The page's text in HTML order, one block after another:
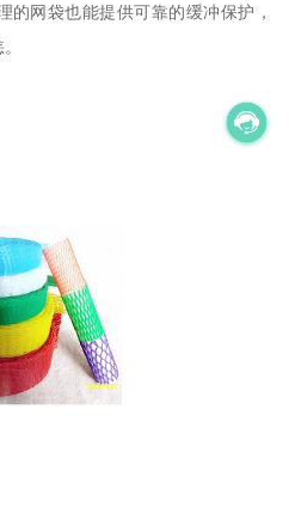
的网袋也能提供可靠的缓冲保护，